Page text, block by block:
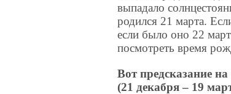
выпадало
родился 21 марта.
если было оно 22
посмотреть время
Вот предсказание
(21 декабря – 19